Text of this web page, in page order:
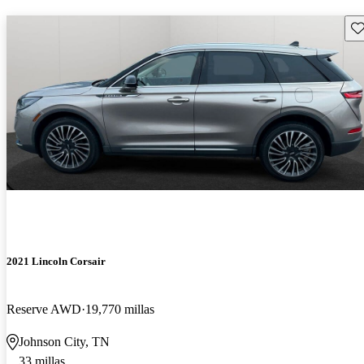
2021 Lincoln Corsair
Reserve AWD 19,770 millas
Johnson City, TN